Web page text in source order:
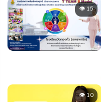
👁 15
👁 10